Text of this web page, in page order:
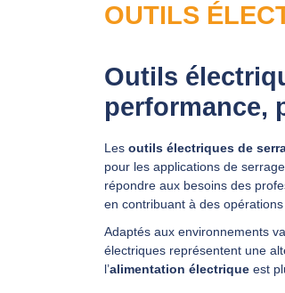
OUTILS
Outils
performance,
Les outils électriques de
pour les applications de
répondre aux besoins des
en contribuant à des
Adaptés aux environnements
électriques représentent une
l’alimentation électrique est